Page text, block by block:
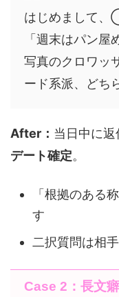
はじめまして
「週末はパン屋
写真のクロワッ
ード系派、どち
After： 当日中に
デート確定。
「根拠のある
す
二択質問は相
Case 2：長文